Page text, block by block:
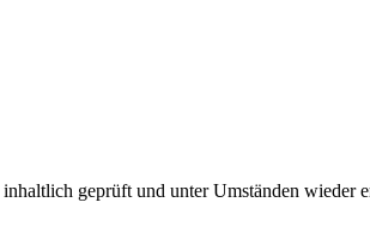
geprüft und unter Umständen wieder